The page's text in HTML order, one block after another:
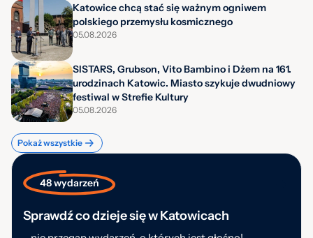
Katowice chcą stać się ważnym ogniwem
polskiego przemysłu kosmicznego
05.08.2026
SISTARS, Grubson, Vito Bambino i Dżem na 161.
urodzinach Katowic. Miasto szykuje dwudniowy
festiwal w Strefie Kultury
05.08.2026
Pokaż wszystkie
48 wydarzeń
Sprawdź co dzieje się w Katowicach